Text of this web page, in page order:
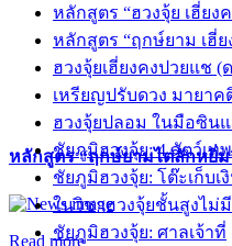
หลักสูตร “ฤกษ์ยามไต่ลักหยิ่ม
Read more
หลักสูตร “ฮวงจุ้ย เฮี่ยง
หลักสูตร “ฤกษ์ยาม เฮี่ย
ฮวงจุ้ยเฮี่ยงคงปวยแช (
เหรียญปรับดวง มายา
ฮวงจุ้ยปลอม ในมือซิน
ชัยภูมิฮวงจุ้ย: 4 สัตว์เทพ
ชัยภูมิฮวงจุ้ย: โต๊ะเก็บเ
ในวิชาฮวงจุ้ยชั้นสูงไม่
ชัยภูมิฮวงจุ้ย: ศาลเจ้าที่